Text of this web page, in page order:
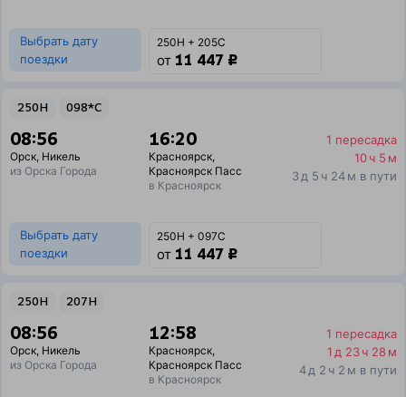
Выбрать дату
поездки
250Н + 205С
от 11 447 ₽
250Н 098*С
08:56
Орск, Никель
из Орска Города
16:20
Красноярск,
Красноярск Пасс
в Красноярск
1 пересадка
10 ч 5 м
3 д 5 ч 24 м в пути
Выбрать дату
поездки
250Н + 097С
от 11 447 ₽
250Н 207Н
08:56
Орск, Никель
из Орска Города
12:58
Красноярск,
Красноярск Пасс
в Красноярск
1 пересадка
1 д 23 ч 28 м
4 д 2 ч 2 м в пути